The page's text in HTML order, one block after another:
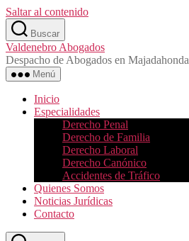
Saltar al contenido
Buscar
Valdenebro Abogados
Despacho de Abogados en Majadahonda
Menú
Inicio
Especialidades
Derecho Penal
Derecho de Familia
Derecho Laboral
Derecho Canónico
Accidentes de Tráfico
Quienes Somos
Noticias Jurídicas
Contacto